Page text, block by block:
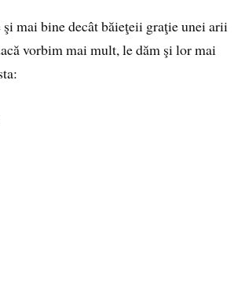
mai bine decât băieţeii graţie unei arii
vorbim mai mult, le dăm şi lor mai